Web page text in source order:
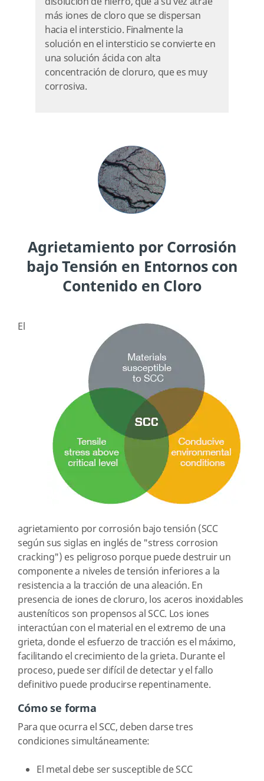
más iones de cloro que se dispersan
hacia el intersticio. Finalmente la
solución en el intersticio se convierte en
una solución ácida con alta
concentración de cloruro, que es muy
corrosiva.
Agrietamiento por Corrosión
bajo Tensión en Entornos con
Contenido en Cloro
El
agrietamiento por corrosión bajo tensión (SCC
según sus siglas en inglés de "stress corrosion
cracking") es peligroso porque puede destruir un
componente a niveles de tensión inferiores a la
resistencia a la tracción de una aleación. En
presencia de iones de cloruro, los aceros inoxidables
austeníticos son propensos al SCC. Los iones
interactúan con el material en el extremo de una
grieta, donde el esfuerzo de tracción es el máximo,
facilitando el crecimiento de la grieta. Durante el
proceso, puede ser difícil de detectar y el fallo
definitivo puede producirse repentinamente.
Cómo se forma
Para que ocurra el SCC, deben darse tres
condiciones simultáneamente:
El metal debe ser susceptible de SCC